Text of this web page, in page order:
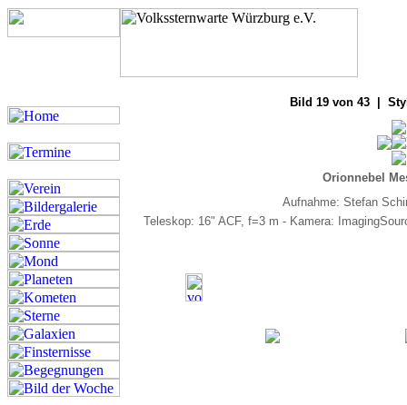
Bild 19 von 43 |
Orionnebel
Aufnahme: Stefan
Teleskop: 16" ACF, f=3 m - Kamera: